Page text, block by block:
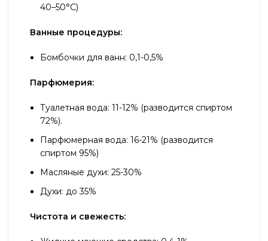
40–50°С)
Ванные процедуры:
Бомбочки для ванн: 0,1-0,5%
Парфюмерия:
Туалетная вода: 11-12% (разводится спиртом
72%).
Парфюмерная вода: 16-21% (разводится
спиртом 95%)
Масляные духи: 25-30%
Духи: до 35%
Чистота и свежесть: